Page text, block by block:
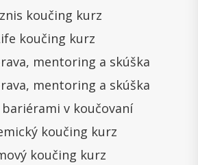
koučing kurz
koučing kurz
mentoring a skúška
mentoring a skúška
bariérami v koučovaní
koučing kurz
koučing kurz